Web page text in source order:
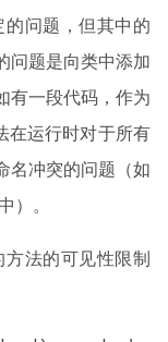
问题，但其中的
问题是向类中添加
有一段代码，作为
在运行时对于所有
冲突的问题（如
）。
法的可见性限制